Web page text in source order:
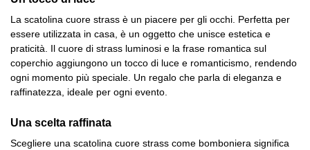
La scatolina cuore strass è un piacere per gli occhi. Perfetta per
essere utilizzata in casa, è un oggetto che unisce estetica e
praticità. Il cuore di strass luminosi e la frase romantica sul
coperchio aggiungono un tocco di luce e romanticismo, rendendo
ogni momento più speciale. Un regalo che parla di eleganza e
raffinatezza, ideale per ogni evento.
Una scelta raffinata
Scegliere una scatolina cuore strass come bomboniera significa